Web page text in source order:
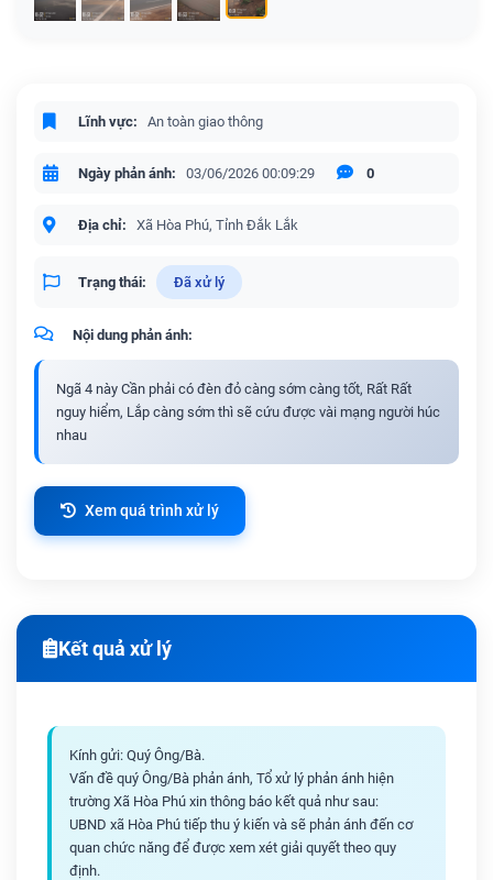
Lĩnh vực: An toàn giao thông
Ngày phản ánh: 03/06/2026 00:09:29 0
Địa chỉ: Xã Hòa Phú, Tỉnh Đắk Lắk
Trạng thái: Đã xử lý
Nội dung phản ánh:
Ngã 4 này Cần phải có đèn đỏ càng sớm càng tốt, Rất Rất
nguy hiểm, Lắp càng sớm thì sẽ cứu được vài mạng người húc
nhau
Xem quá trình xử lý
Kết quả xử lý
Kính gửi: Quý Ông/Bà.
Vấn đề quý Ông/Bà phản ánh, Tổ xử lý phản ánh hiện
trường Xã Hòa Phú xin thông báo kết quả như sau:
UBND xã Hòa Phú tiếp thu ý kiến và sẽ phản ánh đến cơ
quan chức năng để được xem xét giải quyết theo quy
định.